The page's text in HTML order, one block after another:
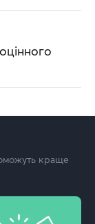
краще